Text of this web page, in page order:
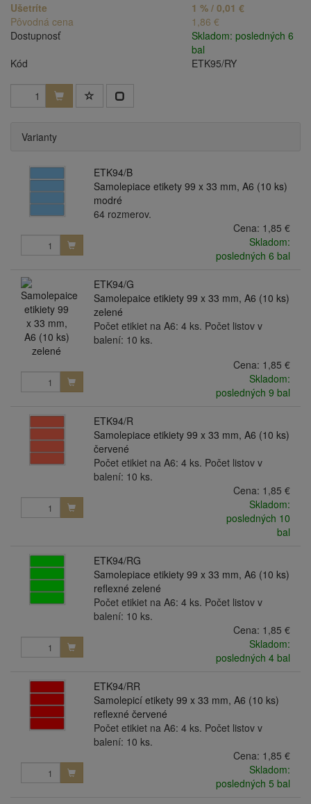
Ušetríte
1 % / 0,01 €
Pôvodná cena
1,86 €
Dostupnosť
Skladom: posledných 6
bal
Kód
ETK95/RY
Varianty
ETK94/B
Samolepiace etikety 99 x 33 mm, A6 (10 ks)
modré
64 rozmerov.
Cena: 1,85 €
Skladom:
posledných 6 bal
ETK94/G
Samolepaice etikiety 99 x 33 mm, A6 (10 ks)
zelené
Počet etikiet na A6: 4 ks. Počet listov v
balení: 10 ks.
Cena: 1,85 €
Skladom:
posledných 9 bal
ETK94/R
Samolepiace etikiety 99 x 33 mm, A6 (10 ks)
červené
Počet etikiet na A6: 4 ks. Počet listov v
balení: 10 ks.
Cena: 1,85 €
Skladom:
posledných 10
bal
ETK94/RG
Samolepiace etikiety 99 x 33 mm, A6 (10 ks)
reflexné zelené
Počet etikiet na A6: 4 ks. Počet listov v
balení: 10 ks.
Cena: 1,85 €
Skladom:
posledných 4 bal
ETK94/RR
Samolepicí etikety 99 x 33 mm, A6 (10 ks)
reflexné červené
Počet etikiet na A6: 4 ks. Počet listov v
balení: 10 ks.
Cena: 1,85 €
Skladom:
posledných 5 bal